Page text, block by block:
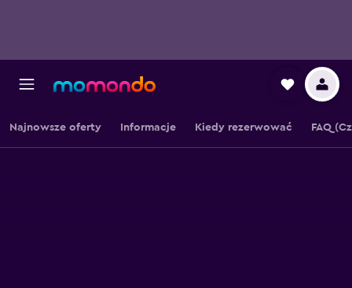
Najnowsze oferty Informacje Kiedy rezerwować FAQ